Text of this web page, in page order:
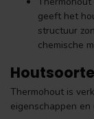
geeft het
structuur
chemische
Thermohout is
eigenschappen